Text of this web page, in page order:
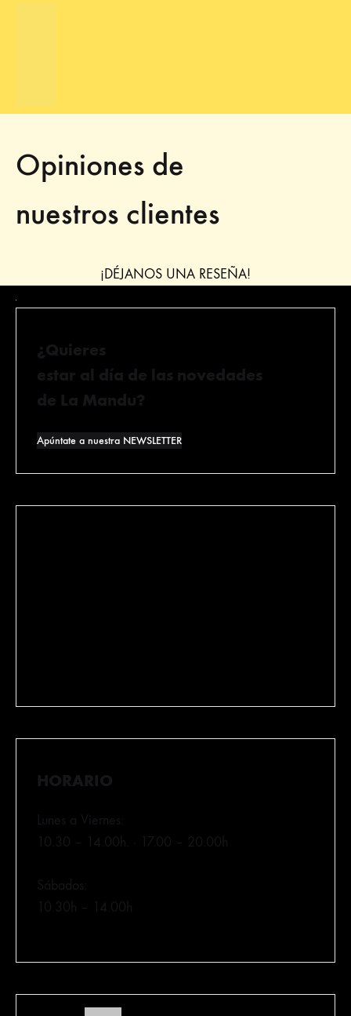
Opiniones de
nuestros clientes
¡DÉJANOS UNA RESEÑA!
¿Quieres
estar al día de las novedades
de La Mandu?
Apúntate a nuestra NEWSLETTER
HORARIO
Lunes a Viernes:
10.30 – 14.00h. · 17.00 – 20.00h
Sábados:
10.30h – 14.00h